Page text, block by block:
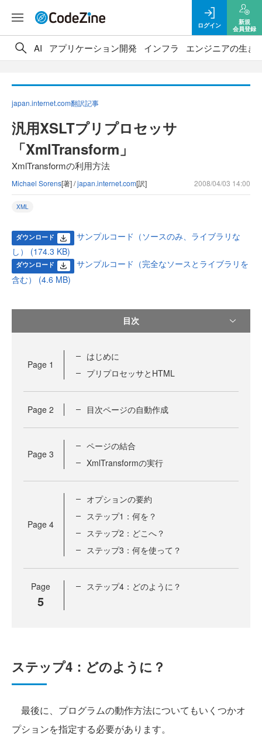
ログイン
新規
会員登録
AI アプリケーション開発 インフラ エンジニアの生き
japan.internet.com翻訳記事
汎用XSLTプリプロセッサ
「XmlTransform」
XmlTransformの利用方法
Michael Sorens[著] /japan.internet.com[訳] 2008/04/03 14:00
XML
ダウンロード
サンプルコード（ソースのみ、ライブラリな
し） (174.3 KB)
ダウンロード
サンプルコード（完全なソースとライブラリを
含む） (4.6 MB)
目次
Page 1
はじめに
プリプロセッサとHTML
Page 2 目次ページの自動作成
Page 3
ページの結合
XmlTransformの実行
Page 4
オプションの要約
ステップ1：何を？
ステップ2：どこへ？
ステップ3：何を使って？
Page
5
ステップ4：どのように？
ステップ4：どのように？
最後に、プログラムの動作方法についてもいくつかオ
プションを指定する必要があります。